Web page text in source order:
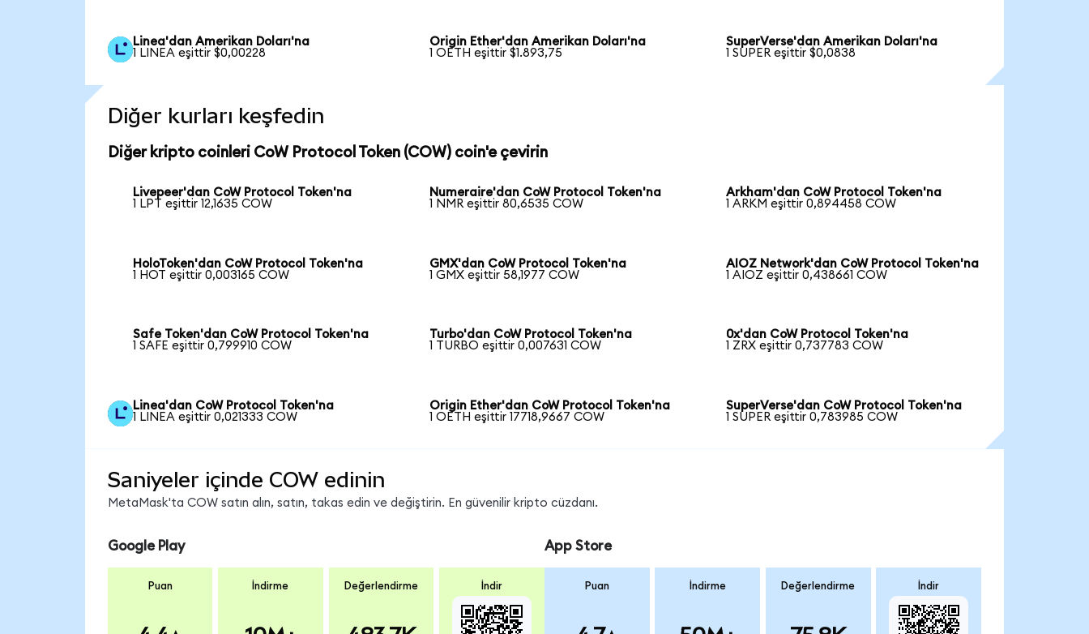
Linea'dan Amerikan Doları'na
1 LINEA eşittir $0,00228
Origin Ether'dan Amerikan Doları'na
1 OETH eşittir $1.893,75
SuperVerse'dan Amerikan Doları'na
1 SUPER eşittir $0,0838
Diğer kurları keşfedin
Diğer kripto coinleri CoW Protocol Token (COW) coin'e çevirin
Livepeer'dan CoW Protocol Token'na
1 LPT eşittir 12,1635 COW
Numeraire'dan CoW Protocol Token'na
1 NMR eşittir 80,6535 COW
Arkham'dan CoW Protocol Token'na
1 ARKM eşittir 0,894458 COW
HoloToken'dan CoW Protocol Token'na
1 HOT eşittir 0,003165 COW
GMX'dan CoW Protocol Token'na
1 GMX eşittir 58,1977 COW
AIOZ Network'dan CoW Protocol Token'na
1 AIOZ eşittir 0,438661 COW
Safe Token'dan CoW Protocol Token'na
1 SAFE eşittir 0,799910 COW
Turbo'dan CoW Protocol Token'na
1 TURBO eşittir 0,007631 COW
0x'dan CoW Protocol Token'na
1 ZRX eşittir 0,737783 COW
Linea'dan CoW Protocol Token'na
1 LINEA eşittir 0,021333 COW
Origin Ether'dan CoW Protocol Token'na
1 OETH eşittir 17718,9667 COW
SuperVerse'dan CoW Protocol Token'na
1 SUPER eşittir 0,783985 COW
Saniyeler içinde COW edinin
MetaMask'ta COW satın alın, satın, takas edin ve değiştirin. En güvenilir kripto cüzdanı.
Google Play
Puan İndirme Değerlendirme İndir
App Store
Puan İndirme Değerlendirme İndir